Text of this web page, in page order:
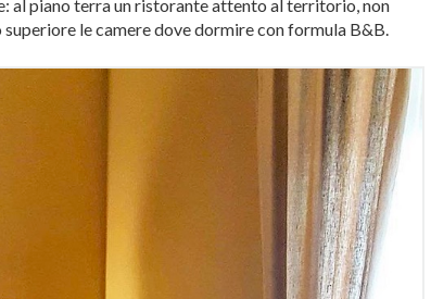
al piano terra un ristorante attento al territorio, non
le camere dove dormire con formula B&B.